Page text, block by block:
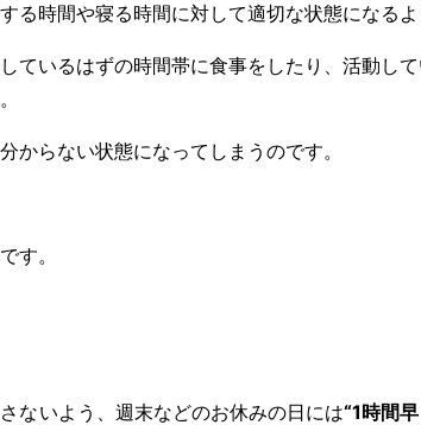
る時間や寝る時間に対して適切な状態になる
ているはずの時間帯に食事をしたり、活動し
からない状態になってしまうのです。
です。
ないよう、週末などのお休みの日には“1時間